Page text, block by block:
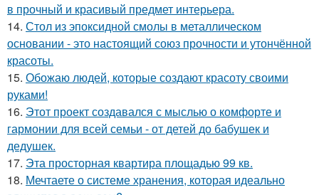
в прочный и красивый предмет интерьера.
14. Стол из эпоксидной смолы в металлическом
основании - это настоящий союз прочности и утончённой
красоты.
15. Обожаю людей, которые создают красоту своими
руками!
16. Этот проект создавался с мыслью о комфорте и
гармонии для всей семьи - от детей до бабушек и
дедушек.
17. Эта просторная квартира площадью 99 кв.
18. Мечтаете о системе хранения, которая идеально